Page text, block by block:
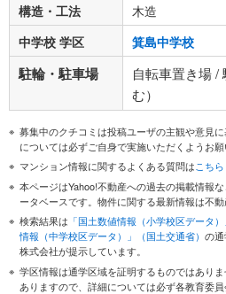
構造・工法
木造
中学校 学区
箕島中学校
駐輪・駐車場
自転車置き場 /
む）
募集中のクチコミは投稿ユーザの主観や意見
については必ずご自身で実施いただくようお願
マンション情報に関するよくある質問はこちら
本ページはYahoo!不動産への過去の掲載情報
ータベースです。物件に関する最新情報は不動
検索結果は 「国土数値情報（小学校区データ）
情報（中学校区データ）」（国土交通省） の
株式会社が提示しています。
学区情報は通学区域を証明するものではあり
ありますので、詳細については必ず各教育委